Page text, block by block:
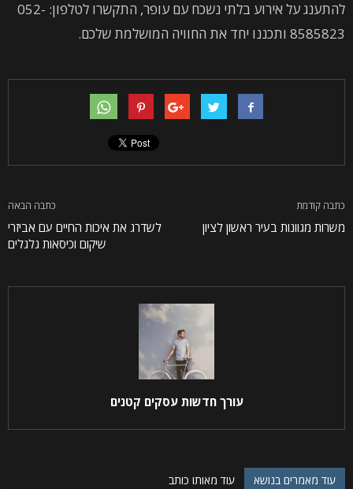
להתענג על אירוע בלתי נשכח עם עופר, התקשרו לטלפון: 052-
8585823 ותכננו יחד את החוויה המושלמת שלכם.
כתבה קודמת
משרות מגוונות בעיר ראשון לציון
כתבה הבאה
לשדרג את איכות החיים עם אביזרי
שיקום וכיסאות גלגלים
עורך חדשות עסקים קטנים
עוד מאמרים בנושא עוד מאותו כותב